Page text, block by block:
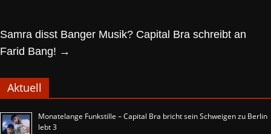
Samra disst Banger Musik? Capital Bra schreibt an
Farid Bang! →
Aktuell
Monatelange Funkstille – Capital Bra bricht sein Schweigen zu Berlin
lebt 3